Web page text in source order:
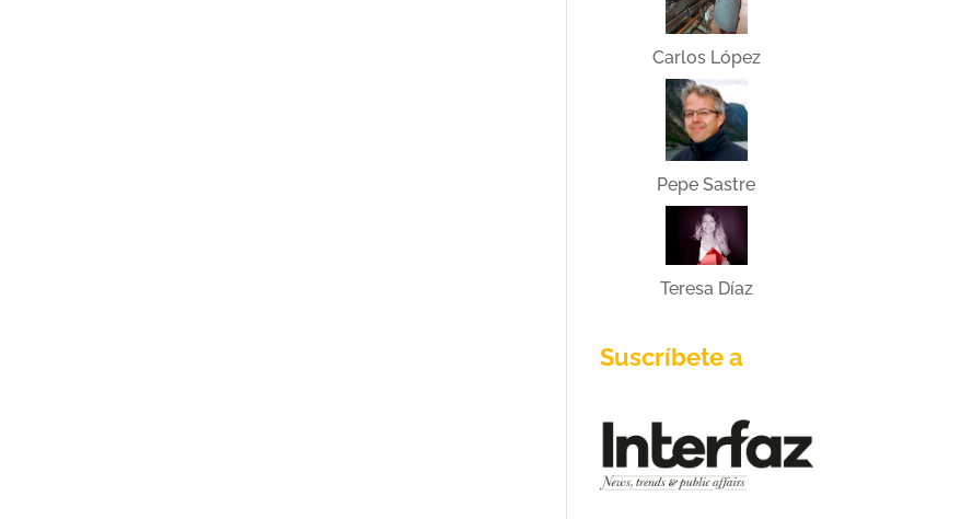
Carlos López
Pepe Sastre
Teresa Díaz
Suscríbete a